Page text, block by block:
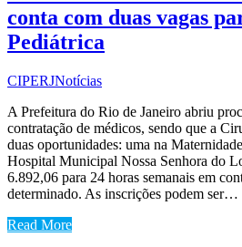
conta com duas vagas
Pediátrica
CIPERJNotícias
A Prefeitura do Rio de Janeiro abriu
contratação de médicos, sendo que a
duas oportunidades: uma na
Hospital Municipal Nossa Senhora do
6.892,06 para 24 horas semanais em
determinado. As inscrições podem ser…
Read More